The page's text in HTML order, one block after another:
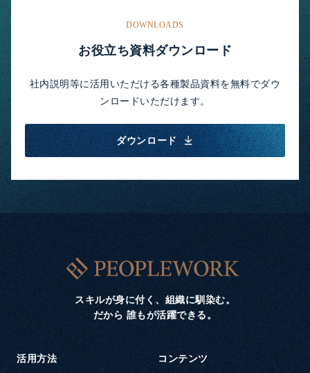
DOWNLOADS
お役立ち資料ダウンロード
社内説明等に活用いただける各種製品資料を無料でダウ
ンロードいただけます。
ダウンロード
スキルが身に付く、組織に馴染む。
だから 誰もが活躍できる。
活用方法 コンテンツ